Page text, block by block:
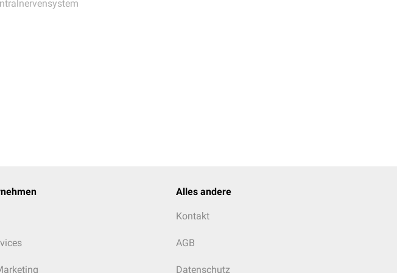
Alles andere
Kontakt
AGB
Datenschutz